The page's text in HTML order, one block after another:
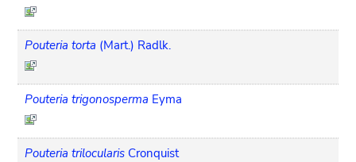
Pouteria torta (Mart.) Radlk.
Pouteria trigonosperma Eyma
Pouteria trilocularis Cronquist